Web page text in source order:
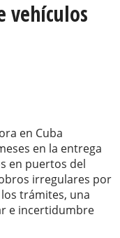
vehículos
en Cuba
en la entrega
en puertos del
irregulares por
trámites, una
e incertidumbre